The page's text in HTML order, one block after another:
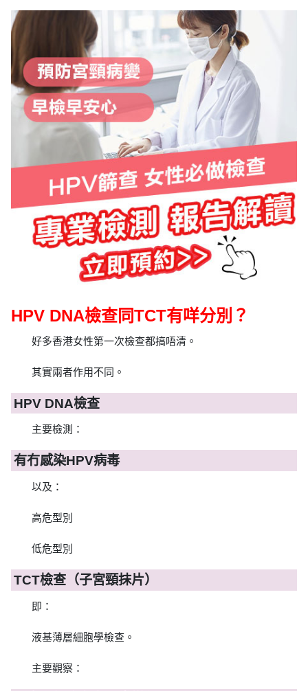
HPV DNA檢查同TCT有咩分別？
好多香港女性第一次檢查都搞唔清。
其實兩者作用不同。
HPV DNA檢查
主要檢測：
有冇感染HPV病毒
以及：
高危型別
低危型別
TCT檢查（子宮頸抹片）
即：
液基薄層細胞學檢查。
主要觀察：